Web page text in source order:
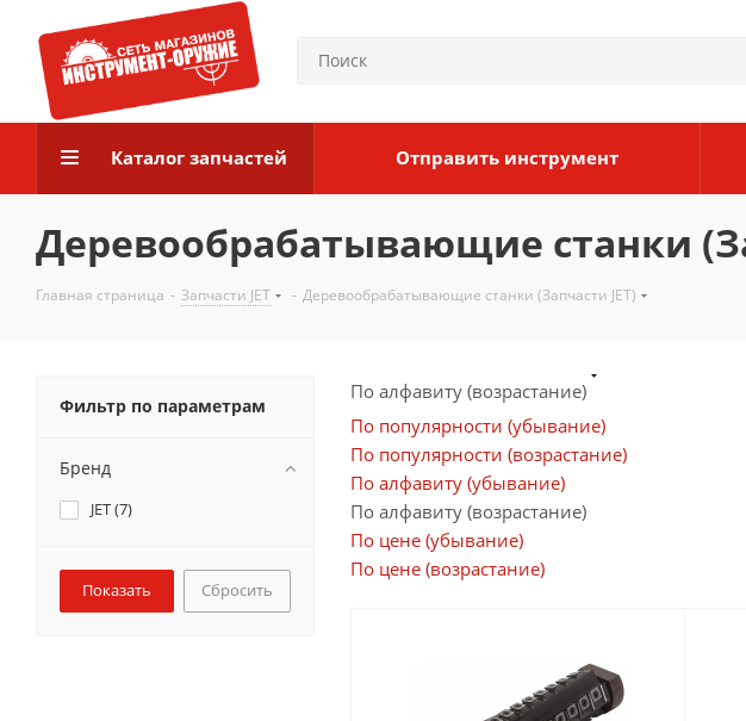
Каталог запчастей Отправить инструмент
Деревообрабатывающие станки
Главная страница - Запчасти JET - Деревообрабатывающие станки (Запчасти JET)
По алфавиту (возрастание)
По популярности (убывание)
По популярности (возрастание)
По алфавиту (убывание)
По алфавиту (возрастание)
По цене (убывание)
По цене (возрастание)
Фильтр по параметрам
Бренд
JET (7)
Сбросить